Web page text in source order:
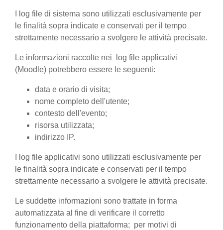
I log file di sistema sono utilizzati esclusivamente per
le finalità sopra indicate e conservati per il tempo
strettamente necessario a svolgere le attività precisate.
Le informazioni raccolte nei log file applicativi
(Moodle) potrebbero essere le seguenti:
data e orario di visita;
nome completo dell'utente;
contesto dell'evento;
risorsa utilizzata;
indirizzo IP.
I log file applicativi sono utilizzati esclusivamente per
le finalità sopra indicate e conservati per il tempo
strettamente necessario a svolgere le attività precisate.
Le suddette informazioni sono trattate in forma
automatizzata al fine di verificare il corretto
funzionamento della piattaforma; per motivi di